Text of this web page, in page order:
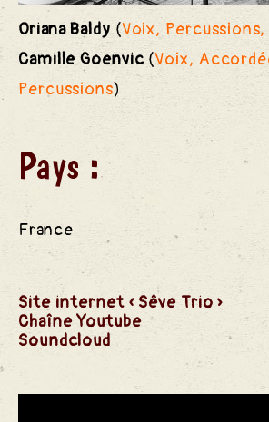
Oriana Baldy (Voix,
Camille Goenvic(Voix,
Percussions)
Pays :
France
Site internet « Sêve Trio »
Chaîne Youtube
Soundcloud